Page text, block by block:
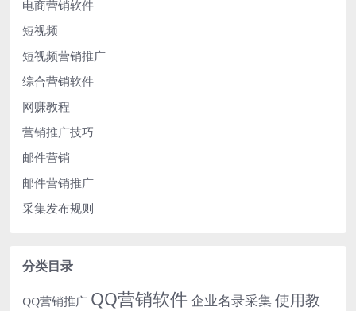
电商营销软件
短视频
短视频营销推广
综合营销软件
网赚教程
营销推广技巧
邮件营销
邮件营销推广
采集发布规则
分类目录
QQ营销推广 QQ营销软件企业名录采集使用教